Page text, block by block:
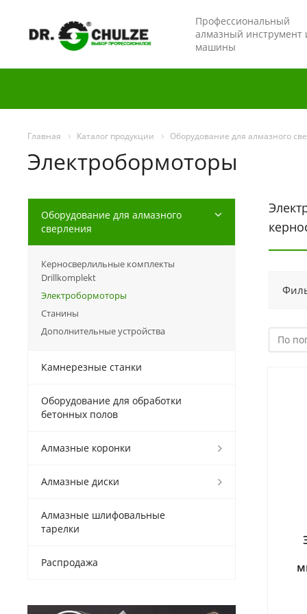
Профессиональный
алмазный инструмент
машины
Главная Каталог продукции Оборудование для алмазного
Электробормоторы
Оборудование для алмазного
сверления
Керносверлильные комплекты
Drillkomplekt
Электробормоторы
Станины
Дополнительные устройства
Камнерезные станки
Оборудование для обработки
бетонных полов
Алмазные коронки
Алмазные диски
Алмазные шлифовальные
тарелки
Распродажа